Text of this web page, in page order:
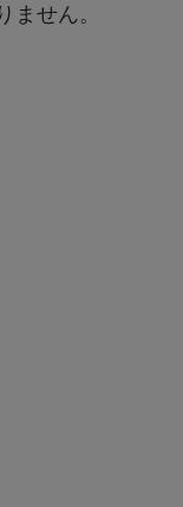
ません。